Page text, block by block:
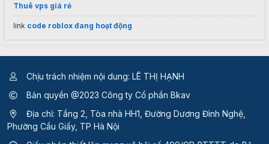
Thuê vps giá rẻ
link code roblox đang hoạt động
Chịu trách nhiệm nội dung: LÊ THỊ HẠNH
Bản quyền @2023 Công ty Cổ phần Bkav
Địa chỉ: Tầng 2, Tòa nhà HH1, Đường Dương Đình Nghệ,
Phường Cầu Giấy, TP Hà Nội